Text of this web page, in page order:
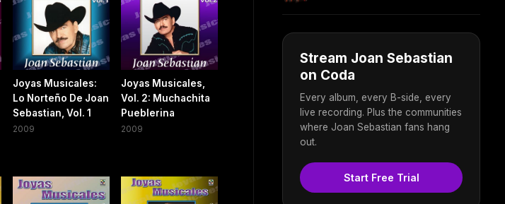
Joyas Musicales:
Lo Norteño De Joan
Sebastian, Vol. 1
2009
Joyas Musicales,
Vol. 2: Muchachita
Pueblerina
2009
Stream Joan Sebastian
on Coda
Every album, every B-side, every
live recording. Plus the communities
where Joan Sebastian fans hang
out.
Start Free Trial